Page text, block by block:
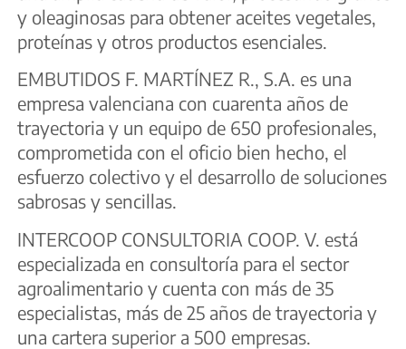
y oleaginosas para obtener aceites vegetales,
proteínas y otros productos esenciales.
EMBUTIDOS F. MARTÍNEZ R., S.A. es una
empresa valenciana con cuarenta años de
trayectoria y un equipo de 650 profesionales,
comprometida con el oficio bien hecho, el
esfuerzo colectivo y el desarrollo de soluciones
sabrosas y sencillas.
INTERCOOP CONSULTORIA COOP. V. está
especializada en consultoría para el sector
agroalimentario y cuenta con más de 35
especialistas, más de 25 años de trayectoria y
una cartera superior a 500 empresas.